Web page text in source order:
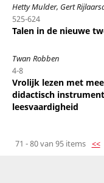
Hetty Mulder, Gert
525-624
Talen in de nieuwe
Twan Robben
4-8
Vrolijk lezen met
didactisch
leesvaardigheid
71 - 80 van 95 items <<